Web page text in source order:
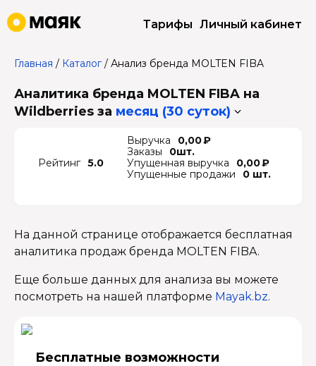
Тарифы Личный кабинет
Главная / Каталог/ Анализ бренда MOLTEN FIBA
Аналитика бренда MOLTEN FIBA на
Wildberries за месяц (30 суток)
Рейтинг 5.0
Выручка
0,00 ₽
Заказы
0шт.
Упущенная выручка
0,00 ₽
Упущенные продажи
0 шт.
На данной странице отображается бесплатная
аналитика продаж бренда MOLTEN FIBA.
Еще больше данных для анализа вы можете
посмотреть на нашей платформе Mayak.bz.
Бесплатные возмож­ности